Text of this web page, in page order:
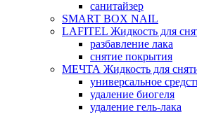
санитайзер
SMART BOX NAIL
LAFITEL Жидкость для
разбавление лака
снятие покрытия
МЕЧТА Жидкость для
универсальное
удаление биогеля
удаление гель-лака